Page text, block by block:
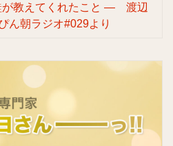
教えてくれたこと — 渡辺
ん朝ラジオ#029より